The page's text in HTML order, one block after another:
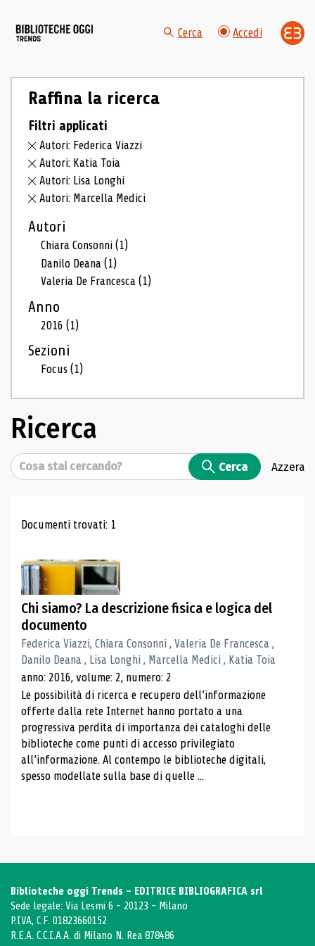
Cerca Accedi
Raffina la ricerca
Filtri applicati
Autori: Federica Viazzi
Autori: Katia Toia
Autori: Lisa Longhi
Autori: Marcella Medici
Autori
Chiara Consonni(1)
Danilo Deana(1)
Valeria De Francesca(1)
Anno
2016(1)
Sezioni
Focus(1)
Ricerca
Cerca Cerca Azzera
Risultati di ricerca
Documenti trovati: 1
Chi siamo? La descrizione fisica e logica del
documento
Federica Viazzi, Chiara Consonni , Valeria De Francesca ,
Danilo Deana , Lisa Longhi , Marcella Medici , Katia Toia
anno: 2016, volume: 2, numero: 2
Le possibilità di ricerca e recupero dell’informazione
offerte dalla rete Internet hanno portato a una
progressiva perdita di importanza dei cataloghi delle
biblioteche come punti di accesso privilegiato
all’informazione. Al contempo le biblioteche digitali,
spesso modellate sulla base di quelle ...
Biblioteche oggi Trends - EDITRICE BIBLIOGRAFICA srl
Sede legale: Via Lesmi 6 - 20123 - Milano
P.IVA, C.F. 01823660152
R.E.A. C.C.I.A.A. di Milano N. Rea 878486